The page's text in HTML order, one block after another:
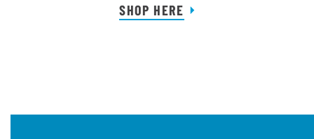
SHOP HERE